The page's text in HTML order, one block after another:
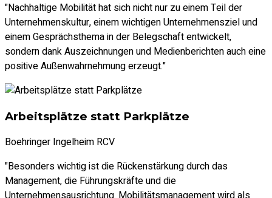
"Nachhaltige Mobilität hat sich nicht nur zu einem Teil der
Unternehmenskultur, einem wichtigen Unternehmensziel und
einem Gesprächsthema in der Belegschaft entwickelt,
sondern dank Auszeichnungen und Medienberichten auch eine
positive Außenwahrnehmung erzeugt."
Arbeitsplätze statt Parkplätze
Boehringer Ingelheim RCV
"Besonders wichtig ist die Rückenstärkung durch das
Management, die Führungskräfte und die